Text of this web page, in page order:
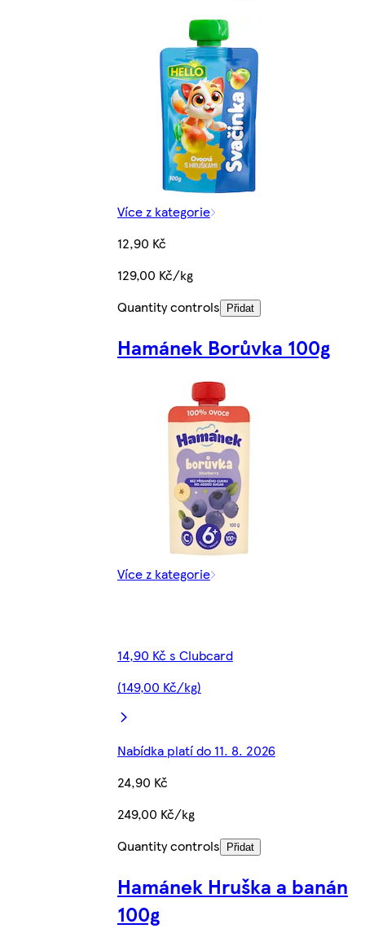
Více z kategorie
12,90 Kč
129,00 Kč/kg
Quantity controls
Přidat
Hamánek Borůvka 100g
Více z kategorie
14,90 Kč s Clubcard
(149,00 Kč/kg)
Nabídka platí do 11. 8. 2026
24,90 Kč
249,00 Kč/kg
Quantity controls
Přidat
Hamánek Hruška a banán
100g